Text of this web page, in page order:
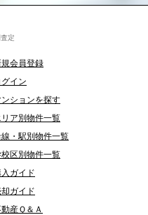
定
会員登録
グイン
ンションを探す
ア別物件一覧
・駅別物件一覧
区別物件一覧
ガイド
ガイド
産Ｑ＆Ａ